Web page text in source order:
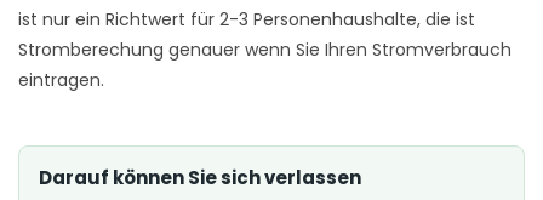
ist nur ein Richtwert für 2-3 Personenhaushalte, die ist
Stromberechung genauer wenn Sie Ihren Stromverbrauch
eintragen.
Darauf können Sie sich verlassen